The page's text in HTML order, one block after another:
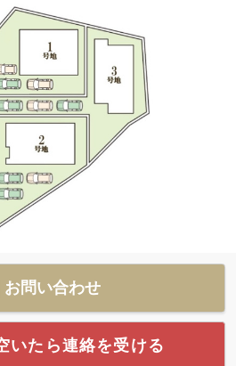
お問い合わせ
いたら連絡を受ける